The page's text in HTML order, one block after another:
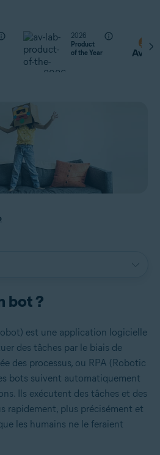
2026
Product
of the Year
bot ?
est une application logicielle
des tâches par le biais de
des processus, ou RPA (Robotic
bots suivent automatiquement
Ils exécutent des tâches et des
rapidement, plus précisément et
les humains ne le feraient